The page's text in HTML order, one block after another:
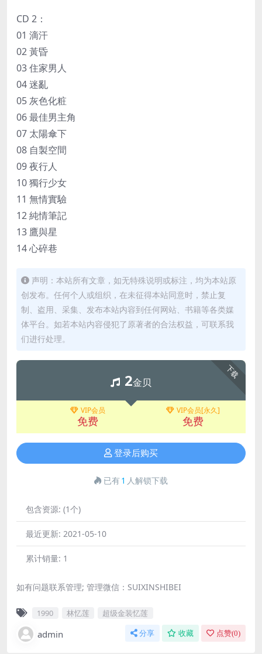
CD 2：
01 滴汗
02 黃昏
03 住家男人
04 迷亂
05 灰色化粧
06 最佳男主角
07 太陽傘下
08 自製空間
09 夜行人
10 獨行少女
11 無情實驗
12 純情筆記
13 鷹與星
14 心碎巷
声明：本站所有文章，如无特殊说明或标注，均为本站原
创发布。任何个人或组织，在未征得本站同意时，禁止复
制、盗用、采集、发布本站内容到任何网站、书籍等各类媒
体平台。如若本站内容侵犯了原著者的合法权益，可联系我
们进行处理。
下载
2金贝
VIP会员
免费
VIP会员[永久]
免费
登录后购买
已有1 人解锁下载
包含资源: (1个)
最近更新: 2021-05-10
累计销量: 1
如有问题联系管理; 管理微信：SUIXINSHIBEI
1990 林忆莲 超级金装忆莲
admin 分享 收藏 点赞(0)